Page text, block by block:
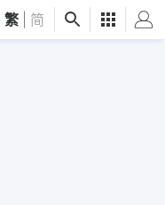
繁 简